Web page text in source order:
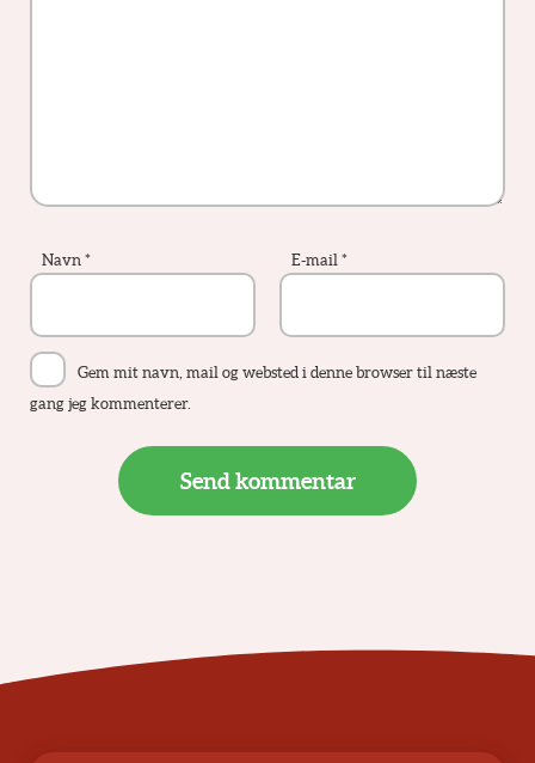
Navn * E-mail *
Gem mit navn, mail og websted i denne browser til næste
gang jeg kommenterer.